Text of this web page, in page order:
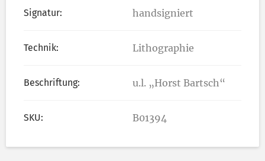
Signatur: handsigniert
Technik: Lithographie
Beschriftung: u.l. „Horst Bartsch“
SKU: B01394